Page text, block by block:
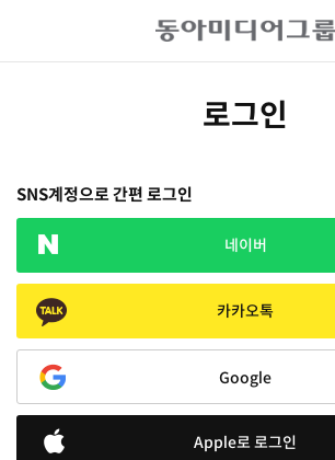
로그인
SNS계정으로 간편 로그인
네이버
카카오톡
Google
Apple로 로그인